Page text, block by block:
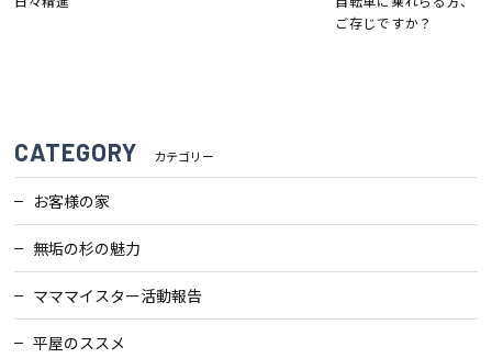
ご存じですか？
CATEGORY カテゴリー
お客様の家
無垢の杉の魅力
マママイスター活動報告
平屋のススメ